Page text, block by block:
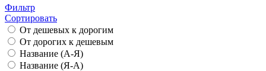
Фильтр
Сортировать
От дешевых к дорогим
От дорогих к дешевым
Название (А-Я)
Название (Я-А)